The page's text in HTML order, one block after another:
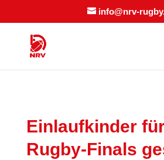
info@nrv-
Einlaufkinder
Rugby-Finals